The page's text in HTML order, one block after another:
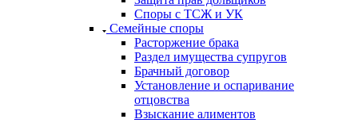
Споры с ТСЖ и УК
Семейные споры
Расторжение брака
Раздел имущества супругов
Брачный договор
Установление и оспаривание
отцовства
Взыскание алиментов